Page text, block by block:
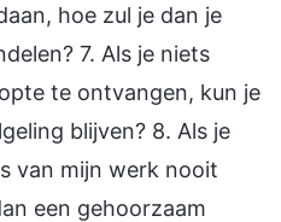
hoe zul je dan je
7. Als je niets
te ontvangen, kun je
blijven? 8. Als je
van mijn werk nooit
een gehoorzaam